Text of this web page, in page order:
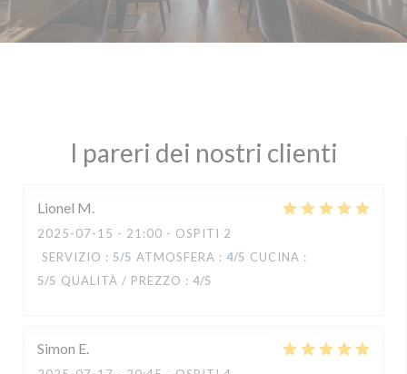
I pareri dei nostri clienti
Lionel M
2025-07-15 - 21:00 - OSPITI 2
SERVIZIO : 5/5 ATMOSFERA : 4/5 CUCINA :
5/5 QUALITÀ / PREZZO : 4/5
Simon E